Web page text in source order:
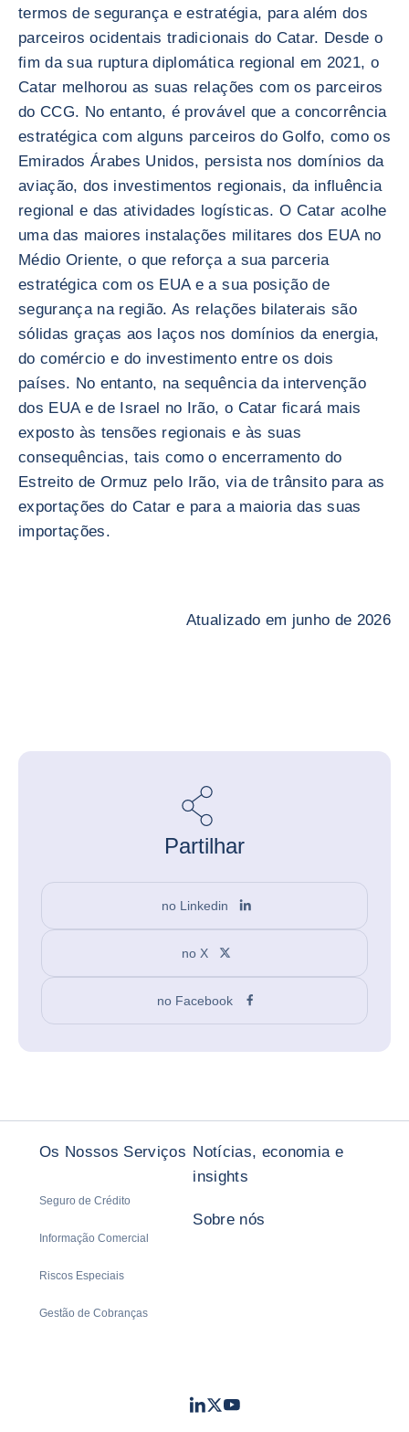
termos de segurança e estratégia, para além dos
parceiros ocidentais tradicionais do Catar. Desde o
fim da sua ruptura diplomática regional em 2021, o
Catar melhorou as suas relações com os parceiros
do CCG. No entanto, é provável que a concorrência
estratégica com alguns parceiros do Golfo, como os
Emirados Árabes Unidos, persista nos domínios da
aviação, dos investimentos regionais, da influência
regional e das atividades logísticas. O Catar acolhe
uma das maiores instalações militares dos EUA no
Médio Oriente, o que reforça a sua parceria
estratégica com os EUA e a sua posição de
segurança na região. As relações bilaterais são
sólidas graças aos laços nos domínios da energia,
do comércio e do investimento entre os dois
países. No entanto, na sequência da intervenção
dos EUA e de Israel no Irão, o Catar ficará mais
exposto às tensões regionais e às suas
consequências, tais como o encerramento do
Estreito de Ormuz pelo Irão, via de trânsito para as
exportações do Catar e para a maioria das suas
importações.
Atualizado em junho de 2026
Partilhar
no Linkedin
no X
no Facebook
Os Nossos Serviços
Seguro de Crédito
Informação Comercial
Riscos Especiais
Gestão de Cobranças
Notícias, economia e
insights
Sobre nós
LinkedIn
TwitterYoutube